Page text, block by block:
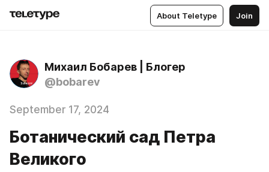
About Teletype Join
Михаил Бобарев | Блогер
@bobarev
September 17, 2024
Ботанический сад Петра
Великого